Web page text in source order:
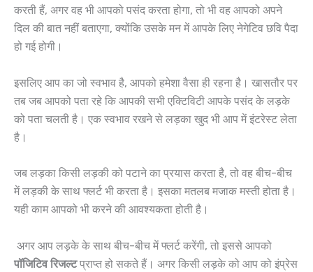
करती हैं, अगर वह भी आपको पसंद करता होगा, तो भी वह आपको अपने
दिल की बात नहीं बताएगा, क्योंकि उसके मन में आपके लिए नेगेटिव छवि पैदा
हो गई होगी।
इसलिए आप का जो स्वभाव है, आपको हमेशा वैसा ही रहना है। खासतौर पर
तब जब आपको पता रहे कि आपकी सभी एक्टिविटी आपके पसंद के लड़के
को पता चलती है। एक स्वभाव रखने से लड़का खुद भी आप में इंटरेस्ट लेता
है।
जब लड़का किसी लड़की को पटाने का प्रयास करता है, तो वह बीच-बीच
में लड़की के साथ फ्लर्ट भी करता है। इसका मतलब मजाक मस्ती होता है।
यही काम आपको भी करने की आवश्यकता होती है।
अगर आप लड़के के साथ बीच-बीच में फ्लर्ट करेंगी, तो इससे आपको
पॉजिटिव रिजल्टप्राप्त हो सकते हैं। अगर किसी लड़के को आप को इंप्रेस